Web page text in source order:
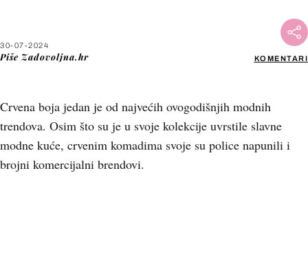
30-07-2024
Piše Zadovoljna.hr KOMENTARI
Crvena boja jedan je od najvećih ovogodišnjih modnih
trendova. Osim što su je u svoje kolekcije uvrstile slavne
modne kuće, crvenim komadima svoje su police napunili i
brojni komercijalni brendovi.